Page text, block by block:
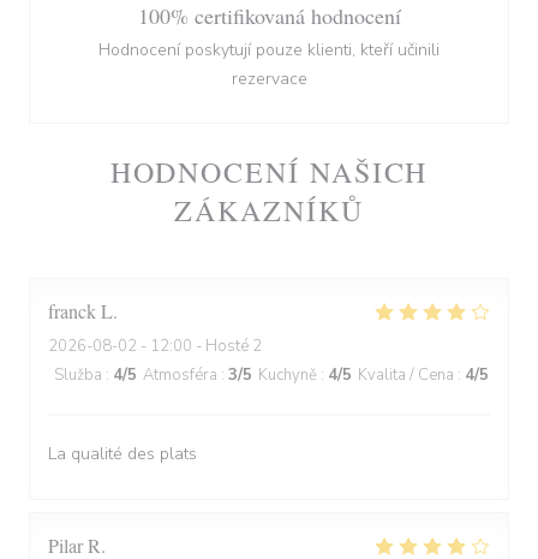
HODNOCENÍ NAŠICH
ZÁKAZNÍKŮ
franck L
2026-08-02 - 12:00 - Hosté 2
Služba : 4/5 Atmosféra : 3/5 Kuchyně : 4/5 Kvalita / Cena : 4/5
La qualité des plats
PilarR
100% certifikovaná hodnocení
Hodnocení poskytují pouze klienti, kteří učinili
rezervace